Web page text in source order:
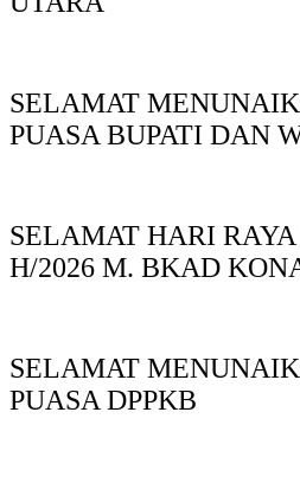
SELAMAT
PUASA BUPATI DAN
SELAMAT HARI
H/2026 M. BKAD
SELAMAT
PUASA DPPKB